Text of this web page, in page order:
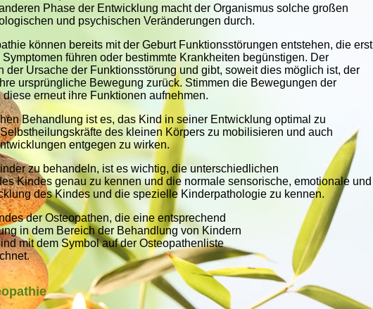
Phase der Entwicklung macht der Organismus solche großen
und psychischen Veränderungen durch.
können bereits mit der Geburt Funktionsstörungen entstehen, die erst
führen oder bestimmte Krankheiten begünstigen. Der
der Ursache der Funktionsstörung und gibt, soweit dies möglich ist, der
ursprüngliche Bewegung zurück. Stimmen die Bewegungen der
erneut ihre Funktionen aufnehmen.
Behandlung ist es, das Kind in seiner Entwicklung optimal zu
des kleinen Körpers zu mobilisieren und auch
entgegen zu wirken.
zu behandeln, ist es wichtig, die unterschiedlichen
Kindes genau zu kennen und die normale sensorische, emotionale und
des Kindes und die spezielle Kinderpathologie zu kennen.
der Osteopathen, die eine entsprechend
in dem Bereich der Behandlung von Kindern
mit dem Symbol auf der Osteopathenliste